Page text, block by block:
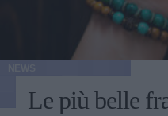
Le più belle